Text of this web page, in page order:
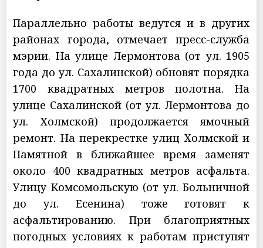
Параллельно работы ведутся и в других
районах города, отмечает пресс-служба
мэрии. На улице Лермонтова (от ул. 1905
года до ул. Сахалинской) обновят порядка
1700 квадратных метров полотна. На
улице Сахалинской (от ул. Лермонтова до
ул. Холмской) продолжается ямочный
ремонт. На перекрестке улиц Холмской и
Памятной в ближайшее время заменят
около 400 квадратных метров асфальта.
Улицу Комсомольскую (от ул. Больничной
до ул. Есенина) тоже готовят к
асфальтированию. При благоприятных
погодных условиях к работам приступят